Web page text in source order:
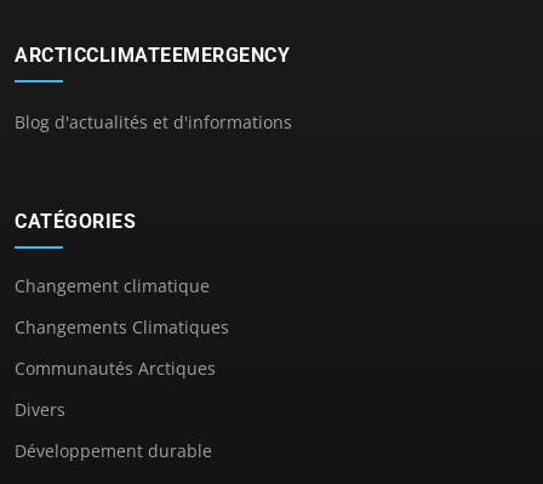
ARCTICCLIMATEEMERGENCY
Blog d'actualités et d'informations
CATÉGORIES
Changement climatique
Changements Climatiques
Communautés Arctiques
Divers
Développement durable